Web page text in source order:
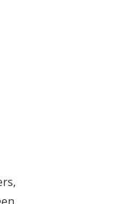
,